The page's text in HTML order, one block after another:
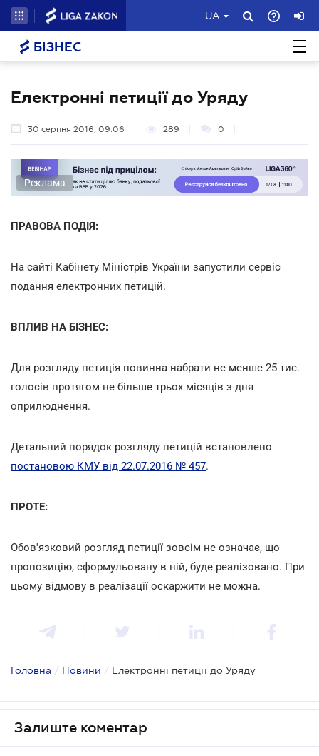
UA
БІЗНЕС
Електронні петиції до Уряду
30 серпня 2016, 09:06 289 0
Реклама
ПРАВОВА ПОДІЯ:
На сайті Кабінету Міністрів України запустили сервіс
подання електронних петицій.
ВПЛИВ НА БІЗНЕС:
Для розгляду петиція повинна набрати не менше 25 тис.
голосів протягом не більше трьох місяців з дня
оприлюднення.
Детальний порядок розгляду петицій встановлено
постановою КМУ від 22.07.2016 № 457.
ПРОТЕ:
Обов'язковий розгляд петиції зовсім не означає, що
пропозицію, сформульовану в ній, буде реалізовано. При
цьому відмову в реалізації оскаржити не можна.
Головна / Новини / Електронні петиції до Уряду
Залиште коментар